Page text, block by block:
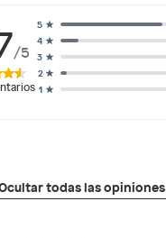
/5
1
2
3
4
5
todas las opiniones